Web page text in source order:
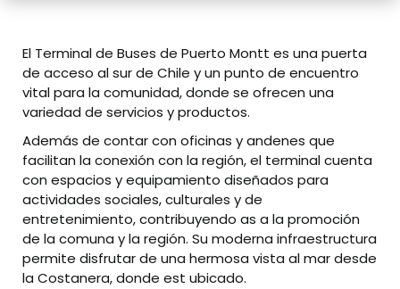
El Terminal de Buses de Puerto Montt es una puerta
de acceso al sur de Chile y un punto de encuentro
vital para la comunidad, donde se ofrecen una
variedad de servicios y productos.
Además de contar con oficinas y andenes que
facilitan la conexión con la región, el terminal cuenta
con espacios y equipamiento diseñados para
actividades sociales, culturales y de
entretenimiento, contribuyendo as a la promoción
de la comuna y la región. Su moderna infraestructura
permite disfrutar de una hermosa vista al mar desde
la Costanera, donde est ubicado.